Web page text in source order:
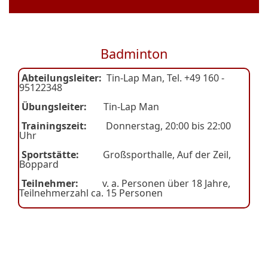
Badminton
Abteilungsleiter: Tin-Lap Man, Tel. +49 160 -
95122348
Übungsleiter: Tin-Lap Man
Trainingszeit: Donnerstag, 20:00 bis 22:00
Uhr
Sportstätte: Großsporthalle, Auf der Zeil,
Boppard
Teilnehmer: v. a. Personen über 18 Jahre,
Teilnehmerzahl ca. 15 Personen